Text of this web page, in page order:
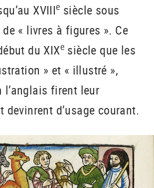
XVIIIe siècle sous
de « livres à figures ». Ce
du XIXe siècle que les
» et « illustré »,
l’anglais firent leur
devinrent d’usage courant.